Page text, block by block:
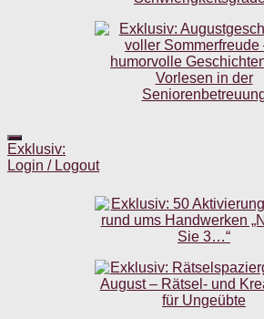
Exklusiv:
Login / Logout